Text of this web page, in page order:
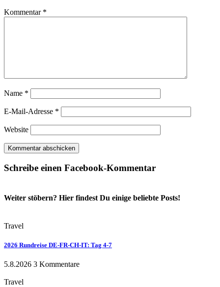
Kommentar *
Name *
E-Mail-Adresse *
Website
Schreibe einen Facebook-Kommentar
Weiter stöbern? Hier findest Du einige beliebte Posts!
Travel
2026 Rundreise DE-FR-CH-IT: Tag 4-7
5.8.2026 3 Kommentare
Travel